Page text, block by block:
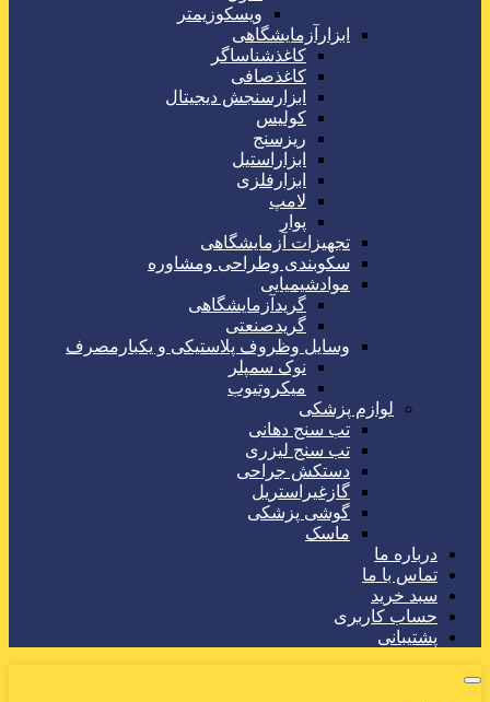
ویسکوزیمتر
ابزارآزمایشگاهی
کاغذشناساگر
کاغذصافی
ابزارسنجش دیجیتال
کولیس
ریزسنج
ابزاراستیل
ابزارفلزی
لامپ
پوار
تجهیزات آزمایشگاهی
سکوبندی وطراحی ومشاوره
موادشیمیایی
گریدآزمایشگاهی
گریدصنعتی
وسایل وظروف پلاستیکی و یکبارمصرف
نوک سمپلر
میکروتیوب
لوازم پزشکی
تب سنج دهانی
تب سنج لیزری
دستکش جراحی
گازغیراستریل
گوشی پزشکی
ماسک
درباره ما
تماس با ما
سبد خرید
حساب کاربری
پشتیبانی